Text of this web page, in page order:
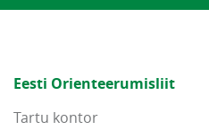
Eesti Orienteerumisliit
Tartu kontor